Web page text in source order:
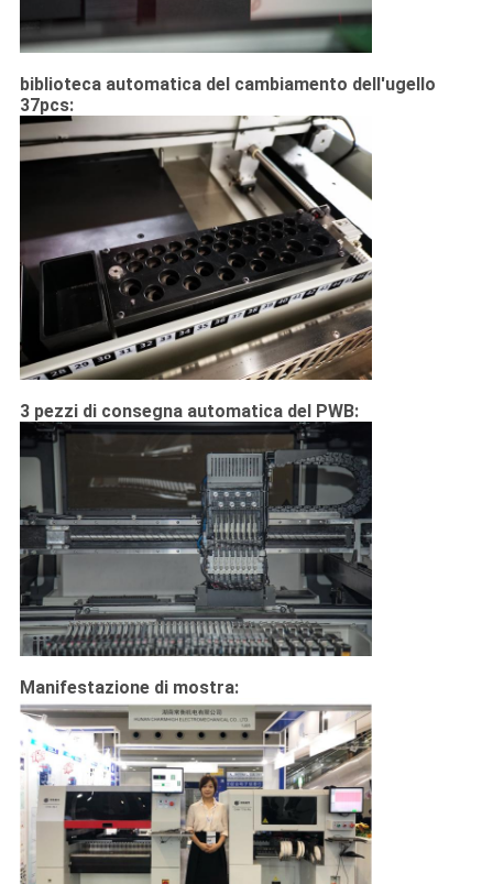
biblioteca automatica del cambiamento dell'ugello
37pcs:
3 pezzi di consegna automatica del PWB:
Manifestazione di mostra: